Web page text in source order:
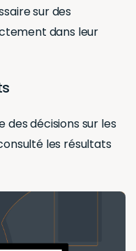
sur des
dans leur
décisions sur les
les résultats